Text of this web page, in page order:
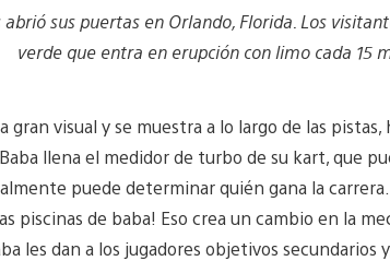
abrió sus puertas en Orlando, Florida. Los
verde que entra en erupción con limo cada 15
gran visual y se muestra a lo largo de las
llena el medidor de turbo de su kart, que
puede determinar quién gana la
piscinas de baba! Eso crea un cambio en la
les dan a los jugadores objetivos secundarios